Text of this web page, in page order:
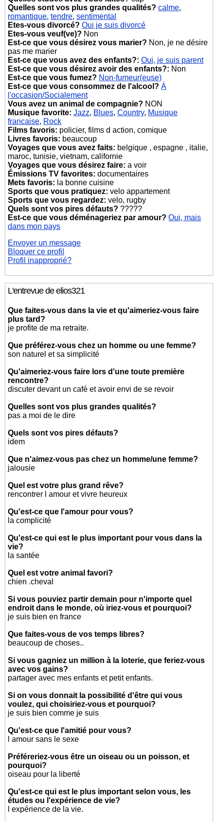
Quelles sont vos plus grandes qualités? calme,
romantique,tendre,sentimental
Etes-vous divorcé? Oui je suis divorcé
Etes-vous veuf(ve)? Non
Est-ce que vous désirez vous marier? Non, je ne désire
pas me marier
Est-ce que vous avez des enfants?: Oui, je suis parent
Est-ce que vous désirez avoir des enfants?: Non
Est-ce que vous fumez? Non-fumeur(euse)
Est-ce que vous consommez de l'alcool? À
l'occasion/Socialement
Vous avez un animal de compagnie? NON
Musique favorite: Jazz, Blues,Country, Musique
francaise, Rock
Films favoris: policier, films d action, comique
Livres favoris: beaucoup
Voyages que vous avez faits: belgique , espagne , italie,
maroc, tunisie, vietnam, californie
Voyages que vous désirez faire: a voir
Émissions TV favorites: documentaires
Mets favoris: la bonne cuisine
Sports que vous pratiquez: velo appartement
Sports que vous regardez: velo, rugby
Quels sont vos pires défauts? ?????
Est-ce que vous déménageriez par amour? Oui, mais
dans mon pays
Envoyer un message
Bloquer ce profil
Profil inapproprié?
L'entrevue de elios321
Que faites-vous dans la vie et qu'aimeriez-vous faire
plus tard?
je profite de ma retraite.
Que préférez-vous chez un homme ou une femme?
son naturel et sa simplicité
Qu'aimeriez-vous faire lors d'une toute première
rencontre?
discuter devant un café et avoir envi de se revoir
Quelles sont vos plus grandes qualités?
pas a moi de le dire
Quels sont vos pires défauts?
idem
Que n'aimez-vous pas chez un homme/une femme?
jalousie
Quel est votre plus grand rêve?
rencontrer l amour et vivre heureux
Qu'est-ce que l'amour pour vous?
la complicité
Qu'est-ce qui est le plus important pour vous dans la
vie?
la santée
Quel est votre animal favori?
chien .cheval
Si vous pouviez partir demain pour n'importe quel
endroit dans le monde, où iriez-vous et pourquoi?
je suis bien en france
Que faites-vous de vos temps libres?
beaucoup de choses..
Si vous gagniez un million à la loterie, que feriez-vous
avec vos gains?
partager avec mes enfants et petit enfants.
Si on vous donnait la possibilité d'être qui vous
voulez, qui choisiriez-vous et pourquoi?
je suis bien comme je suis
Qu'est-ce que l'amitié pour vous?
l amour sans le sexe
Préféreriez-vous être un oiseau ou un poisson, et
pourquoi?
oiseau pour la liberté
Qu'est-ce qui est le plus important selon vous, les
études ou l'expérience de vie?
l expérience de la vie.